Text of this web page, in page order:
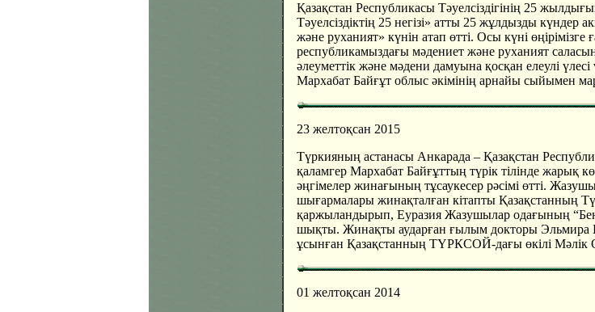
Қазақстан Республикасы Тәуелсіздігінің 25
Тәуелсіздіктің 25 негізі» атты 25 жұлдызды күндер
және руханият» күнін атап өтті. Осы күні өңірімізге
республикамыздағы мәдениет және руханият
әлеуметтік және мәдени дамуына қосқан елеулі үлесі
Мархабат Байғұт облыс әкімінің арнайы сыйымен
23 желтоқсан 2015
Түркияның астанасы Анкарада – Қазақстан
қаламгер Мархабат Байғұттың түрік тілінде жарық
әңгімелер жинағының тұсаукесер рәсімі өтті.
шығармалары жинақталған кітапты Қазақстанның
қаржыландырып, Еуразия Жазушылар одағының
шықты. Жинақты аударған ғылым докторы Эльмира
ұсынған Қазақстанның ТҮРКСОЙ-дағы өкілі Мәлік
01 желтоқсан 2014